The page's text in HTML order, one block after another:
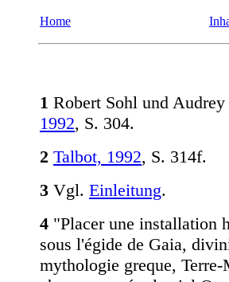
Home
1 Robert Sohl und
1992, S. 304.
2 Talbot, 1992, S. 314f.
3 Vgl. Einleitung.
4 "Placer une installation
sous l'égide de Gaia,
mythologie greque, Terre-